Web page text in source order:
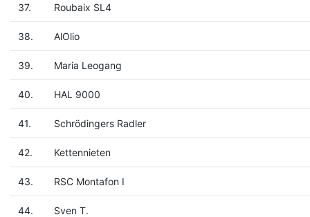
37. Roubaix SL4
38. AlOlio
39. Maria Leogang
40. HAL 9000
41. Schrödingers Radler
42. Kettennieten
43. RSC Montafon I
44. Sven T.